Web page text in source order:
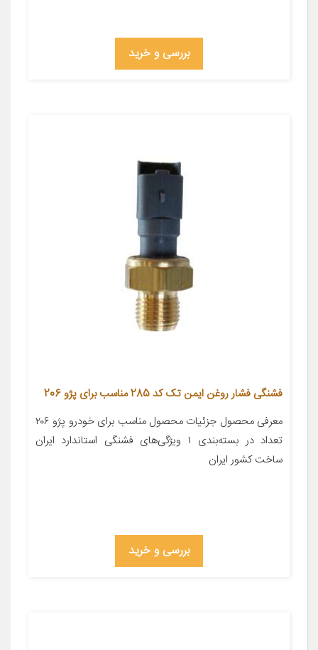
بررسی و خرید
فشنگی فشار روغن ایمن تک کد 285 مناسب برای پژو 206
معرفی محصول جزئیات محصول مناسب برای خودرو پژو ۲۰۶
تعداد در بسته‌بندی ۱ ویژگی‌های فشنگی استاندارد ایران
ساخت کشور ایران
بررسی و خرید